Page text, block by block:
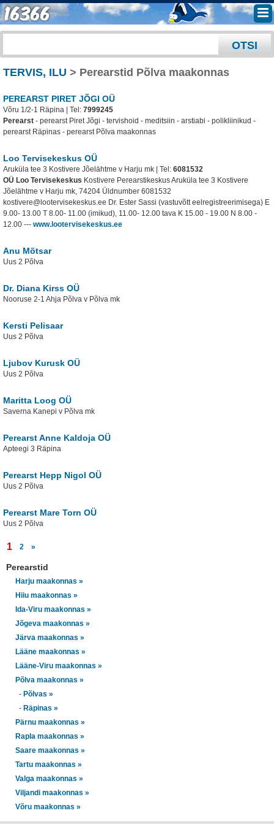
TERVIS, ILU > Perearstid Põlva maakonnas
PEREARST PIRET JÕGI OÜ
Võru 1/2-1 Räpina | Tel: 7999245
Perearst - perearst Piret Jõgi - tervishoid - meditsiin - arstiabi - polikliinikud -
perearst Räpinas - perearst Põlva maakonnas
Loo Tervisekeskus OÜ
Aruküla tee 3 Kostivere Jõelähtme v Harju mk | Tel: 6081532
OÜ Loo Tervisekeskus Kostivere Perearstikeskus Aruküla tee 3 Kostivere
Jõelähtme v Harju mk, 74204 Üldnumber 6081532
kostivere@lootervisekeskus.ee Dr. Ester Sassi (vastuvõtt eelregistreerimisega) E
9.00- 13.00 T 8.00- 11.00 (imikud), 11.00- 12.00 tava K 15.00 - 19.00 N 8.00 -
12.00 --- www.lootervisekeskus.ee
Anu Mõtsar
Uus 2 Põlva
Dr. Diana Kirss OÜ
Nooruse 2-1 Ahja Põlva v Põlva mk
Kersti Pelisaar
Uus 2 Põlva
Ljubov Kurusk OÜ
Uus 2 Põlva
Maritta Loog OÜ
Saverna Kanepi v Põlva mk
Perearst Anne Kaldoja OÜ
Apteegi 3 Räpina
Perearst Hepp Nigol OÜ
Uus 2 Põlva
Perearst Mare Torn OÜ
Uus 2 Põlva
1 2 »
Perearstid
Harju maakonnas »
Hiiu maakonnas »
Ida-Viru maakonnas »
Jõgeva maakonnas »
Järva maakonnas »
Lääne maakonnas »
Lääne-Viru maakonnas »
Põlva maakonnas »
- Põlvas »
- Räpinas »
Pärnu maakonnas »
Rapla maakonnas »
Saare maakonnas »
Tartu maakonnas »
Valga maakonnas »
Viljandi maakonnas »
Võru maakonnas »